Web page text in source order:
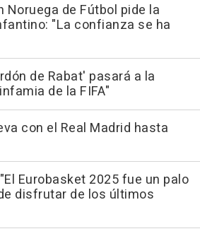
Noruega de Fútbol pide la
"La confianza se ha
de Rabat' pasará a la
de la FIFA"
con el Real Madrid hasta
Eurobasket 2025 fue un palo
disfrutar de los últimos